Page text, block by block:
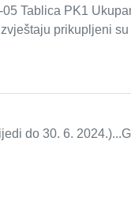
Tablica PK1
prikupljeni
do 30. 6.